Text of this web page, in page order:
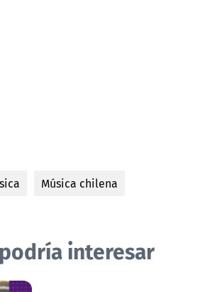
Música chilena
interesar